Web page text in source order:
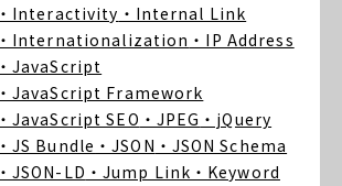
・Interactivity ・Internal Link
・Internationalization ・IP Address
・JavaScript
・JavaScript Framework
・JavaScript SEO ・JPEG ・jQuery
・JS Bundle ・JSON ・JSON Schema
・JSON-LD ・Jump Link ・Keyword